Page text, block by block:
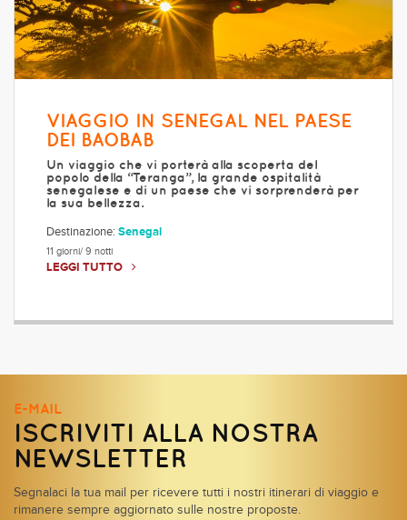
VIAGGIO IN SENEGAL NEL PAESE
DEI BAOBAB
Un viaggio che vi porterà alla scoperta del
popolo della “Teranga”, la grande ospitalità
senegalese e di un paese che vi sorprenderà per
la sua bellezza.
Destinazione: Senegal
11 giorni/ 9 notti
LEGGI TUTTO
E-MAIL
ISCRIVITI ALLA NOSTRA
NEWSLETTER
Segnalaci la tua mail per ricevere tutti i nostri itinerari di viaggio e
rimanere sempre aggiornato sulle nostre proposte.